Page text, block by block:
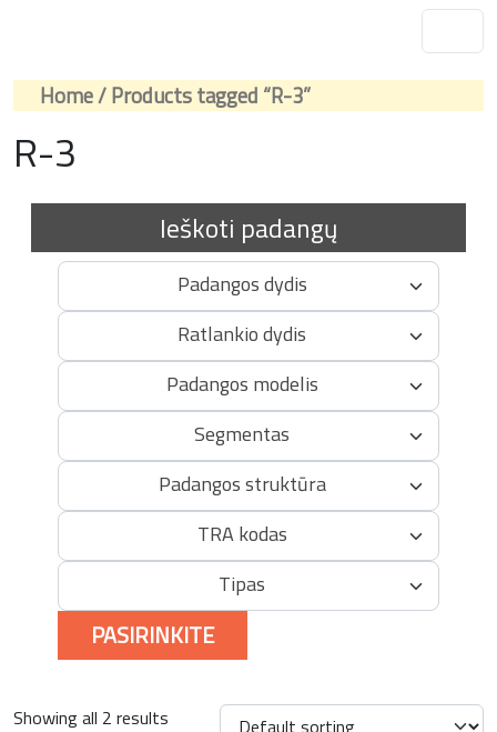
Home/ Products tagged “R-3”
R-3
Showing all 2 results
Ieškoti padangų
Padangos dydis
Ratlankio dydis
Padangos modelis
Segmentas
Padangos struktūra
TRA kodas
Tipas
PASIRINKITE